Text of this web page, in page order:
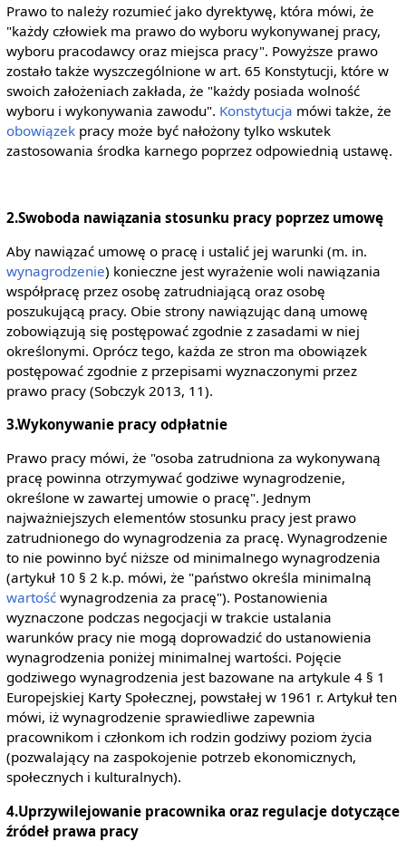
Prawo to należy rozumieć jako dyrektywę, która mówi, że
"każdy człowiek ma prawo do wyboru wykonywanej pracy,
wyboru pracodawcy oraz miejsca pracy". Powyższe prawo
zostało także wyszczególnione w art. 65 Konstytucji, które w
swoich założeniach zakłada, że "każdy posiada wolność
wyboru i wykonywania zawodu". Konstytucja mówi także, że
obowiązekpracy może być nałożony tylko wskutek
zastosowania środka karnego poprzez odpowiednią ustawę.
2.Swoboda nawiązania stosunku pracy poprzez umowę
Aby nawiązać umowę o pracę i ustalić jej warunki (m. in.
wynagrodzenie) konieczne jest wyrażenie woli nawiązania
współpracę przez osobę zatrudniającą oraz osobę
poszukującą pracy. Obie strony nawiązując daną umowę
zobowiązują się postępować zgodnie z zasadami w niej
określonymi. Oprócz tego, każda ze stron ma obowiązek
postępować zgodnie z przepisami wyznaczonymi przez
prawo pracy (Sobczyk 2013, 11).
3.Wykonywanie pracy odpłatnie
Prawo pracy mówi, że "osoba zatrudniona za wykonywaną
pracę powinna otrzymywać godziwe wynagrodzenie,
określone w zawartej umowie o pracę". Jednym
najważniejszych elementów stosunku pracy jest prawo
zatrudnionego do wynagrodzenia za pracę. Wynagrodzenie
to nie powinno być niższe od minimalnego wynagrodzenia
(artykuł 10 § 2 k.p. mówi, że "państwo określa minimalną
wartośćwynagrodzenia za pracę"). Postanowienia
wyznaczone podczas negocjacji w trakcie ustalania
warunków pracy nie mogą doprowadzić do ustanowienia
wynagrodzenia poniżej minimalnej wartości. Pojęcie
godziwego wynagrodzenia jest bazowane na artykule 4 § 1
Europejskiej Karty Społecznej, powstałej w 1961 r. Artykuł ten
mówi, iż wynagrodzenie sprawiedliwe zapewnia
pracownikom i członkom ich rodzin godziwy poziom życia
(pozwalający na zaspokojenie potrzeb ekonomicznych,
społecznych i kulturalnych).
4.Uprzywilejowanie pracownika oraz regulacje dotyczące
źródeł prawa pracy